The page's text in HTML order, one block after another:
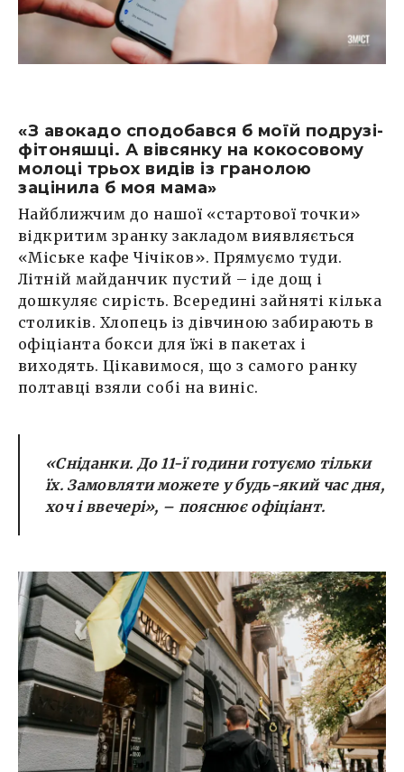
«З авокадо сподобався б моїй подрузі-
фітоняшці. А вівсянку на кокосовому
молоці трьох видів із гранолою
зацінила б моя мама»
Найближчим до нашої «стартової точки»
відкритим зранку закладом виявляється
«Міське кафе Чічіков». Прямуємо туди.
Літній майданчик пустий – іде дощ і
дошкуляє сирість. Всередині зайняті кілька
столиків. Хлопець із дівчиною забирають в
офіціанта бокси для їжі в пакетах і
виходять. Цікавимося, що з самого ранку
полтавці взяли собі на виніс.
«Сніданки. До 11-ї години готуємо тільки
їх. Замовляти можете у будь-який час дня,
хоч і ввечері», – пояснює офіціант.